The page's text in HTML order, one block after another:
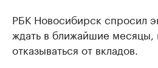
РБК Новосибирск спросил
ждать в ближайшие месяцы,
отказываться от вкладов.